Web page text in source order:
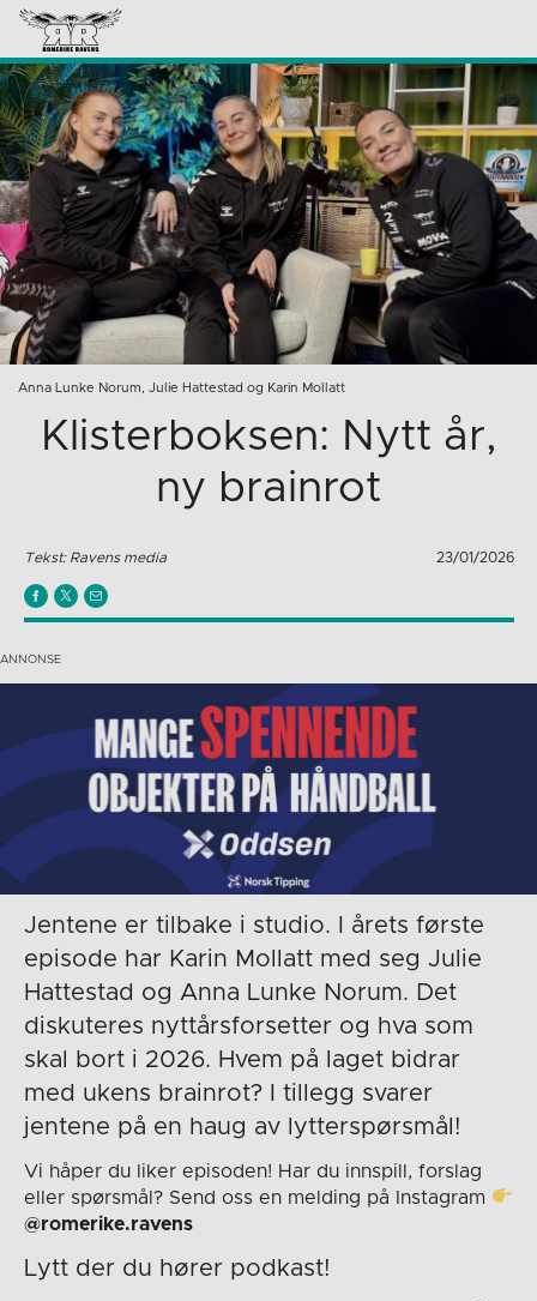
Anna Lunke Norum, Julie Hattestad og Karin Mollatt
Klisterboksen: Nytt år,
ny brainrot
Tekst: Ravens media 23/01/2026
Jentene er tilbake i studio. I årets første
episode har Karin Mollatt med seg Julie
Hattestad og Anna Lunke Norum. Det
diskuteres nyttårsforsetter og hva som
skal bort i 2026. Hvem på laget bidrar
med ukens brainrot? I tillegg svarer
jentene på en haug av lytterspørsmål!
Vi håper du liker episoden! Har du innspill, forslag
eller spørsmål? Send oss en melding på Instagram
@romerike.ravens
Lytt der du hører podkast!